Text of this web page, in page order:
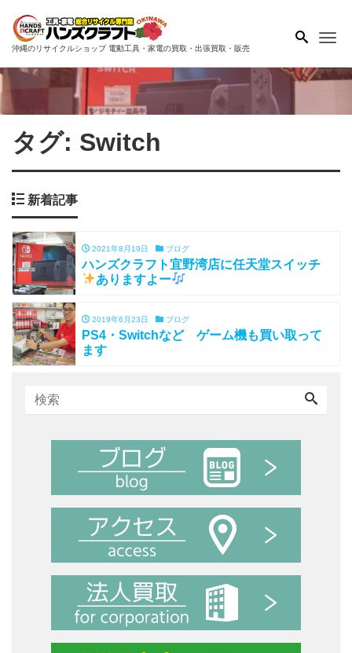
沖縄のリサイクルショップ 電動工具・家電の買取・出張買取・販売
タグ: Switch
新着記事
2021年8月19日 ブログ
ハンズクラフト宜野湾店に任天堂スイッチ
ありますよー
2019年6月23日 ブログ
PS4・Switchなど ゲーム機も買い取って
ます